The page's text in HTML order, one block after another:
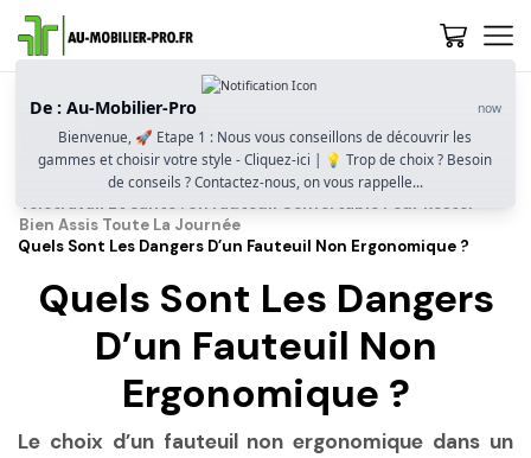
Accueil
Guide D’achat
Quel Fauteuil Choisir Pour Le Télétravail ? Confort,
Ergonomie Et Adaptabilité
Télétravail Et Santé : Un Fauteuil Confortable Pour Rester
Bien Assis Toute La Journée
Quels Sont Les Dangers D’un Fauteuil Non Ergonomique ?
Quels Sont Les Dangers
D’un Fauteuil Non
Ergonomique ?
Le choix d’un fauteuil non ergonomique dans un
De : Au-Mobilier-Pro now
Bienvenue, 🚀 Etape 1 : Nous vous conseillons de découvrir les
gammes et choisir votre style - Cliquez-ici | 💡 Trop de choix ? Besoin
de conseils ? Contactez-nous, on vous rappelle...